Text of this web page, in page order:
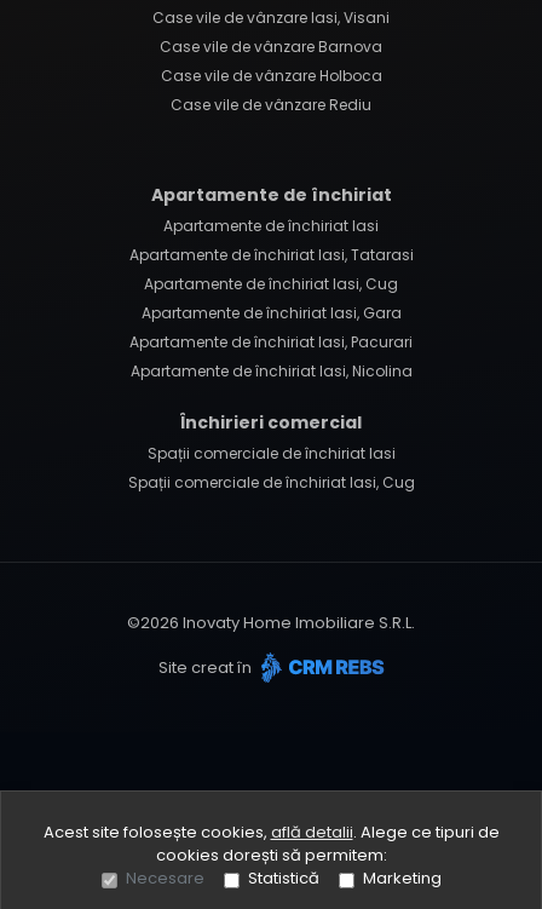
Case vile de vânzare Iasi, Visani
Case vile de vânzare Barnova
Case vile de vânzare Holboca
Case vile de vânzare Rediu
Apartamente de închiriat
Apartamente de închiriat Iasi
Apartamente de închiriat Iasi, Tatarasi
Apartamente de închiriat Iasi, Cug
Apartamente de închiriat Iasi, Gara
Apartamente de închiriat Iasi, Pacurari
Apartamente de închiriat Iasi, Nicolina
Închirieri comercial
Spații comerciale de închiriat Iasi
Spații comerciale de închiriat Iasi, Cug
©2026 Inovaty Home Imobiliare S.R.L.
Site creat în
Acest site folosește cookies, află detalii. Alege ce tipuri de
cookies dorești să permitem:
Necesare
Statistică Marketing